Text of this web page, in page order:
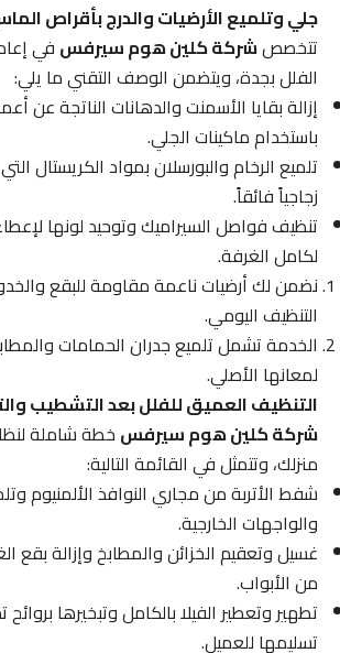
جلي وتلميع الأرضيات والدرج بأقراص
تتخصصشركة كلين هوم سيرفسفي إعادة
الفلل بجدة، ويتضمن الوصف التقني ما يلي:
إزالة بقايا الأسمنت والدهانات الناتجة عن
باستخدام ماكينات الجلي.
تلميع الرخام والبورسلان بمواد الكريستال التي
زجاجياً فائقاً.
تنظيف فواصل السيراميك وتوحيد لونها
لكامل الغرفة.
نضمن لك أرضيات ناعمة مقاومة للبقع
التنظيف اليومي.
الخدمة تشمل تلميع جدران الحمامات والمطابخ
لمعانها الأصلي.
التنظيف العميق للفلل بعد التشطيب
شركة كلين هوم سيرفسخطة شاملة
منزلك، وتتمثل في القائمة التالية:
شفط الأتربة من مجاري النوافذ الألمنيوم
والواجهات الخارجية.
غسيل وتعقيم الخزائن والمطابخ وإزالة بقع
من الأبواب.
تطهير وتعطير الفيلا بالكامل وتبخيرها بروائح
تسليمها للعميل.